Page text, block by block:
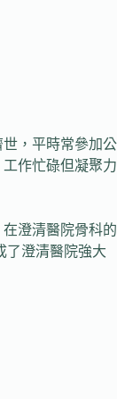
，平時常參加公
作忙碌但凝聚力
澄清醫院骨科的
了澄清醫院強大